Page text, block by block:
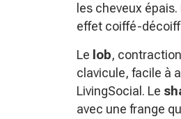
les cheveux
effet coiffé-
Le lob,
clavicule, facile à
LivingSocial. Le
avec une frange